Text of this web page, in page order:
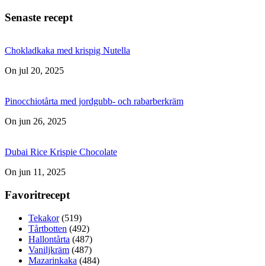
Senaste recept
Chokladkaka med krispig Nutella
On jul 20, 2025
Pinocchiotårta med jordgubb- och rabarberkräm
On jun 26, 2025
Dubai Rice Krispie Chocolate
On jun 11, 2025
Favoritrecept
Tekakor(519)
Tårtbotten (492)
Hallontårta (487)
Vaniljkräm (487)
Mazarinkaka (484)